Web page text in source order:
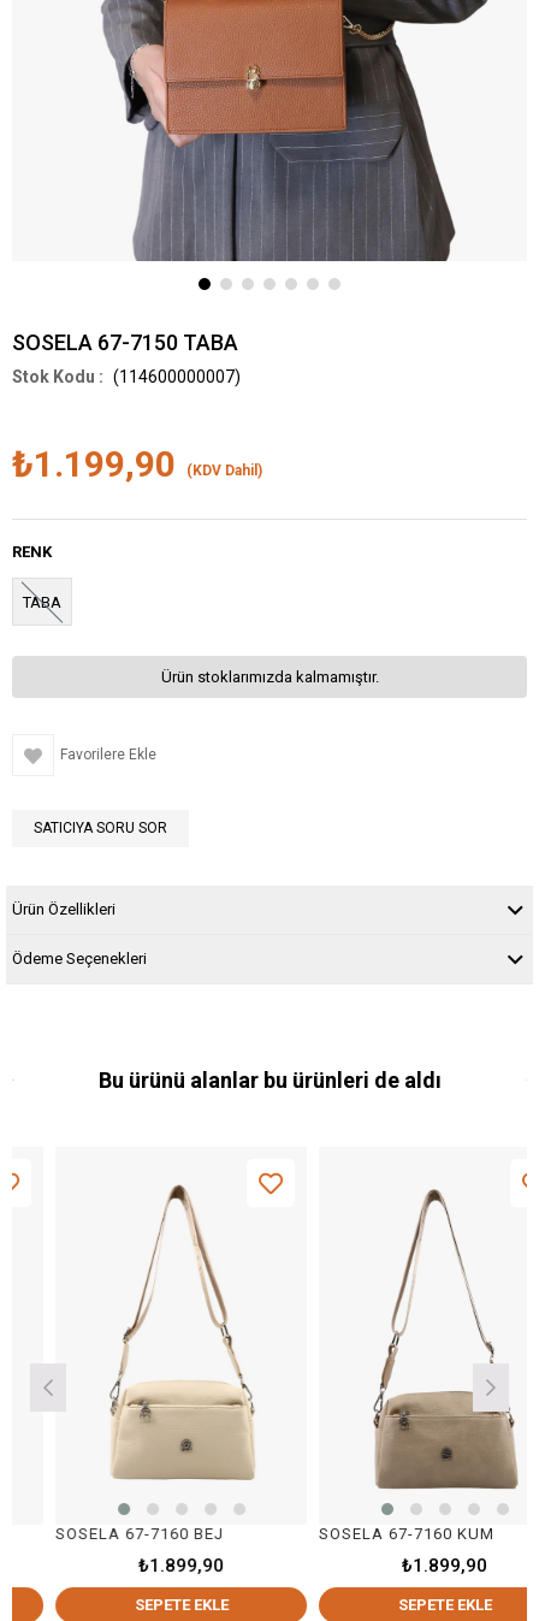
SOSELA 67-7150 TABA
(114600000007)
₺1.199,90 (KDV Dahil)
RENK
TABA
Ürün stoklarımızda kalmamıştır.
Favorilere Ekle
SATICIYA SORU SOR
Ürün Özellikleri
Ödeme Seçenekleri
Bu ürünü alanlar bu ürünleri de aldı
SOSELA 67-7160 BEJ
₺1.899,90
SEPETE EKLE
SOSELA 67-7160 KUM
₺1.899,90
SEPETE EKLE